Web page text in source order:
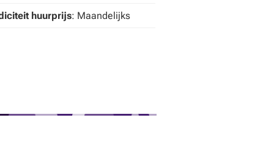
huurprijs: Maandelijks